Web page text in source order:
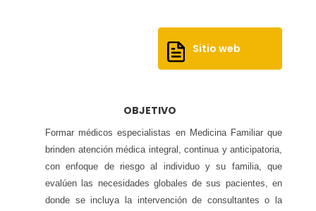
Sitio web
OBJETIVO
Formar médicos especialistas en Medicina Familiar que
brinden atención médica integral, continua y anticipatoria,
con enfoque de riesgo al individuo y su familia, que
evalúen las necesidades globales de sus pacientes, en
donde se incluya la intervención de consultantes o la